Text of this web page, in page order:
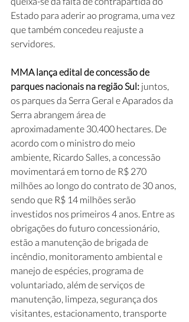
Estado para aderir ao programa, uma vez
que também concedeu reajuste a
servidores.
MMA lança edital de concessão de
parques nacionais na região Sul: juntos,
os parques da Serra Geral e Aparados da
Serra abrangem área de
aproximadamente 30.400 hectares. De
acordo com o ministro do meio
ambiente, Ricardo Salles, a concessão
movimentará em torno de R$ 270
milhões ao longo do contrato de 30 anos,
sendo que R$ 14 milhões serão
investidos nos primeiros 4 anos. Entre as
obrigações do futuro concessionário,
estão a manutenção de brigada de
incêndio, monitoramento ambiental e
manejo de espécies, programa de
voluntariado, além de serviços de
manutenção, limpeza, segurança dos
visitantes, estacionamento, transporte